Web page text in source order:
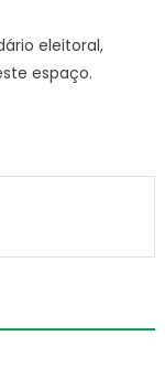
eleitoral,
espaço.